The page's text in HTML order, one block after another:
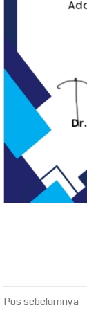
Navigasi
Pos sebelumnya